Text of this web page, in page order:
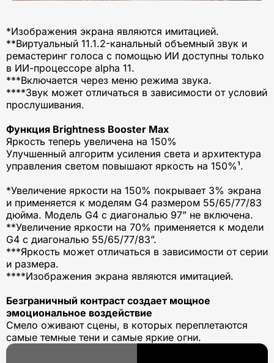
*Изображения экрана являются имитацией.
**Виртуальный 11.1.2-канальный объемный звук и
ремастеринг голоса с помощью ИИ доступны только
в ИИ-процессоре alpha 11.
***Включается через меню режима звука.
****Звук может отличаться в зависимости от условий
прослушивания.
Функция Brightness Booster Max
Яркость теперь увеличена на 150%
Улучшенный алгоритм усиления света и архитектура
управления светом повышают яркость на 150%¹.
*Увеличение яркости на 150% покрывает 3% экрана
и применяется к моделям G4 размером 55/65/77/83
дюйма. Модель G4 с диагональю 97” не включена.
**Увеличение яркости на 70% применяется к модели
G4 с диагональю 55/65/77/83”.
***Яркость может отличаться в зависимости от серии
и размера.
****Изображения экрана являются имитацией.
Безграничный контраст создает мощное
эмоциональное воздействие
Смело оживают сцены, в которых переплетаются
самые темные тени и самые яркие огни.